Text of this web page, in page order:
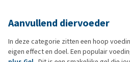
Aanvullend diervoeder
In deze categorie zitten een hoop
eigen effect en doel. Een populair